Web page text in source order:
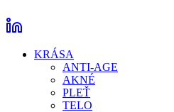
KRÁSA
ANTI-AGE
AKNÉ
PLEŤ
TELO